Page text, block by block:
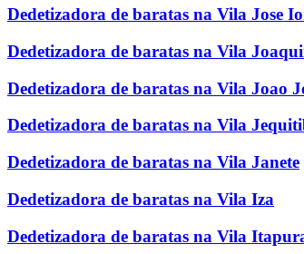
Dedetizadora de baratas na Vila Jose
Dedetizadora de baratas na Vila
Dedetizadora de baratas na Vila Joao
Dedetizadora de baratas na Vila
Dedetizadora de baratas na Vila Janete
Dedetizadora de baratas na Vila Iza
Dedetizadora de baratas na Vila